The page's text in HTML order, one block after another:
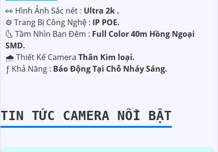
️👀 Hình Ảnh Sắc nét : Ultra 2k .
⚙ Trang Bị Công Nghệ : IP POE.
🌜 Tầm Nhìn Ban Đêm : Full Color 40m Hồng Ngoại
SMD.
🌧️ Thiết Kế Camera Thân Kim loại.
️ƒ Khả Năng : Báo Động Tại Chỗ Nháy Sáng.
TIN TỨC CAMERA NỔI BẬT